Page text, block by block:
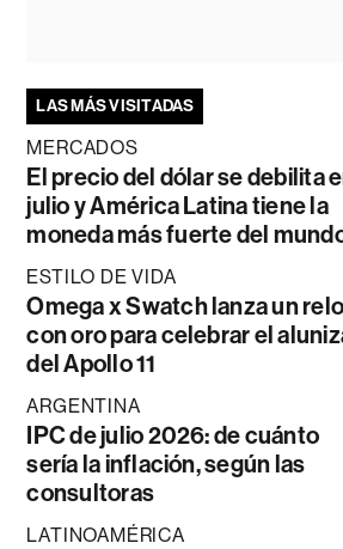
LAS MÁS VISITADAS
MERCADOS
El precio del dólar se debilita
julio y América Latina tiene la
moneda más fuerte del
ESTILO DE VIDA
Omega x Swatch lanza un
con oro para celebrar el
del Apollo 11
ARGENTINA
IPC de julio 2026: de cuánto
sería la inflación, según las
consultoras
LATINOAMÉRICA